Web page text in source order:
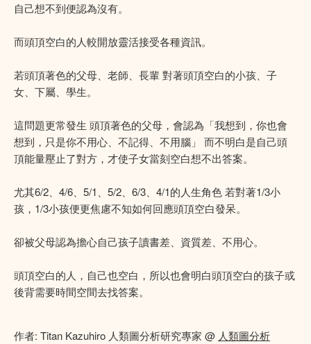
自己想不到便認為沒有。
而頭頂空白的人較開放靈活接受各種資訊。
若頭頂著色的父母、老師、長輩 對著頭頂空白的小孩、子
女、下屬、學生。
這問題更常發生 頭頂著色的父母，會認為「我想到，你也會
想到，只是你不用心、不記得、不用腦」 而不明白是自己頭
頂能量壓止了對方，才使子女當刻空白想不出答案。
尤其6/2、4/6、5/1、5/2、6/3、4/1的人生角色 若對著1/3小
孩，1/3小孩便更焦慮不知如何回應頭頂空白發呆。
卻被父母認為擔心自己孩子讀書差、資質差、不用心。
頭頂空白的人，自己也空白，所以也會明白頭頂空白的孩子或
後背需要時間空間去找答案。
作者: Titan Kazuhiro 人類圖分析研究專家 @ 人類圖分析